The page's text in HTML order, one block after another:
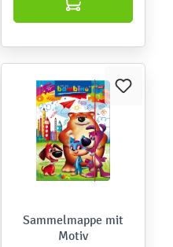
Sammelmappe mit
Motiv